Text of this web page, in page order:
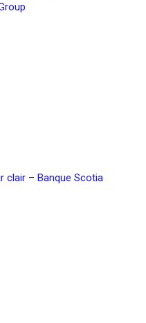
clair – Banque Scotia